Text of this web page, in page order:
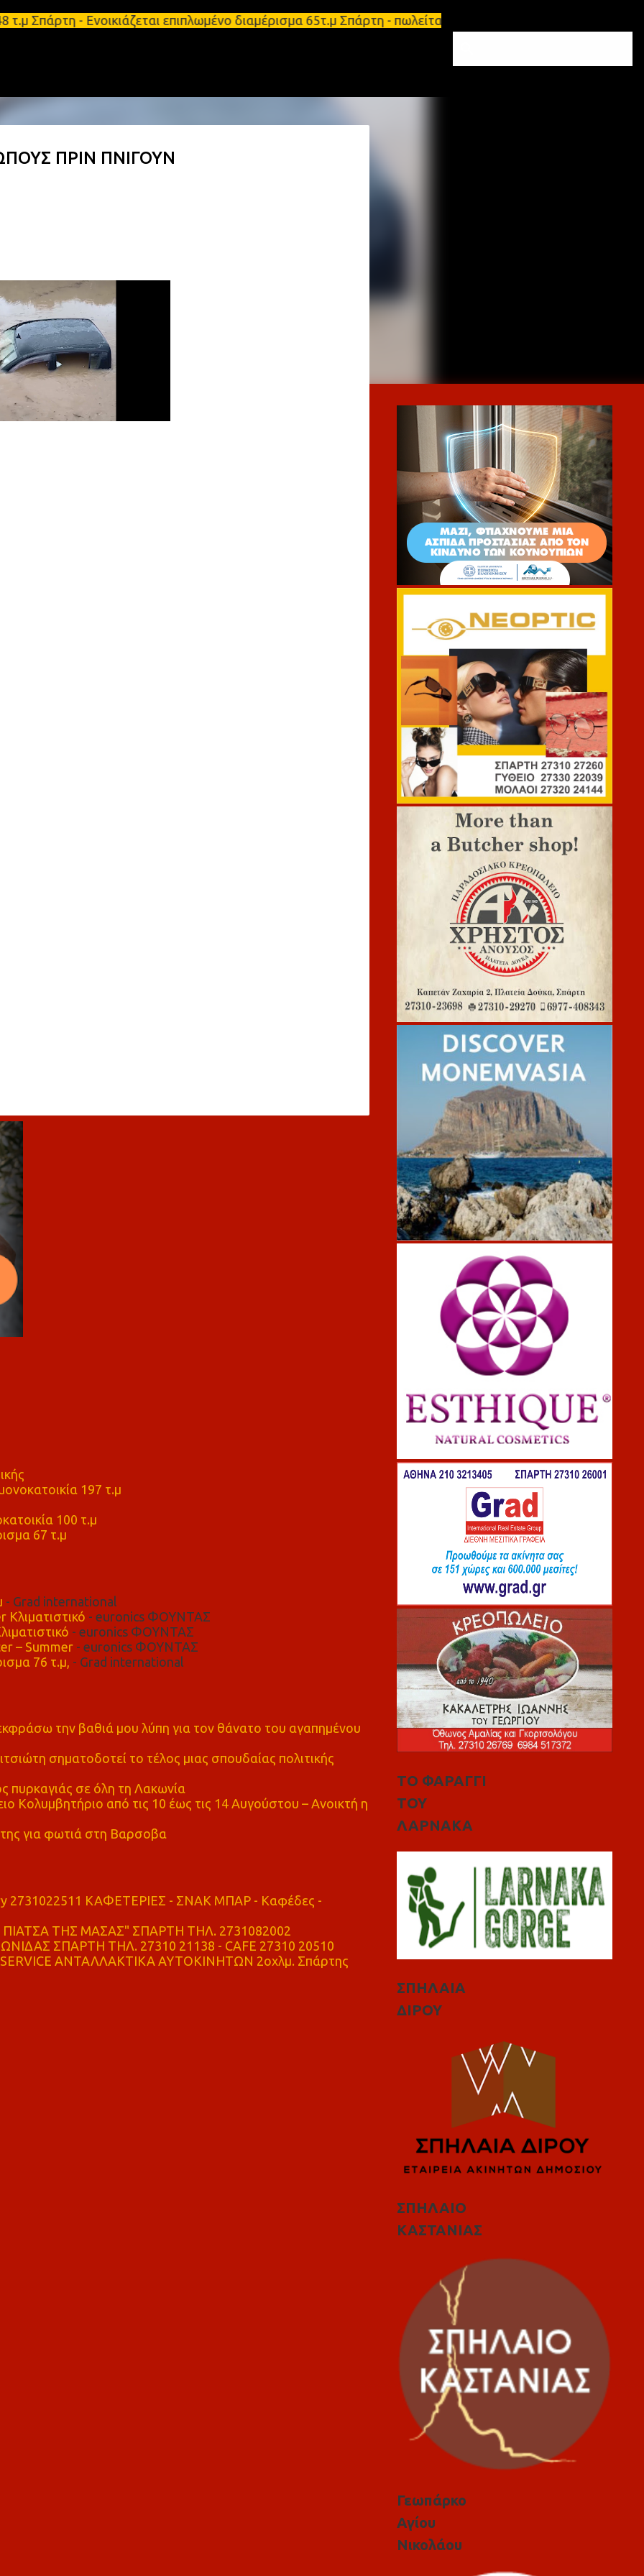
Μετάβαση στο κύριο περιεχόμενο
- Ενοικιάζεται επιπλωμένο διαμέρισμα 65τ.μ Σπάρτη - πωλείται τριάρι διαμέρισμα
ΠΡΙΝ ΠΝΙΓΟΥΝ
197 τ.μ
100 τ.μ
67 τ.μ
- Grad international
- euronics ΦΟΥΝΤΑΣ
- euronics ΦΟΥΝΤΑΣ
– Summer- euronics ΦΟΥΝΤΑΣ
76 τ.μ, - Grad international
την βαθιά μου λύπη για τον θάνατο του αγαπημένου
σηματοδοτεί το τέλος μιας σπουδαίας πολιτικής
πυρκαγιάς σε όλη τη Λακωνία
Κολυμβητήριο από τις 10 έως τις 14 Αυγούστου – Ανοικτή η
για φωτιά στη Βαρσοβα
2731022511 ΚΑΦΕΤΕΡΙΕΣ - ΣΝΑΚ ΜΠΑΡ - Καφέδες -
ΤΗΣ ΜΑΣΑΣ" ΣΠΑΡΤΗ ΤΗΛ. 2731082002
ΣΠΑΡΤΗ ΤΗΛ. 27310 21138 - CAFE 27310 20510
ΑΝΤΑΛΛΑΚΤΙΚΑ ΑΥΤΟΚΙΝΗΤΩΝ 2οχλμ. Σπάρτης
ΤΟ ΦΑΡΑΓΓΙ
ΤΟΥ
ΛΑΡΝΑΚΑ
ΣΠΗΛΑΙΑ
ΔΙΡΟΥ
ΣΠΗΛΑΙΟ
ΚΑΣΤΑΝΙΑΣ
Γεωπάρκο
Αγίου
Νικολάου